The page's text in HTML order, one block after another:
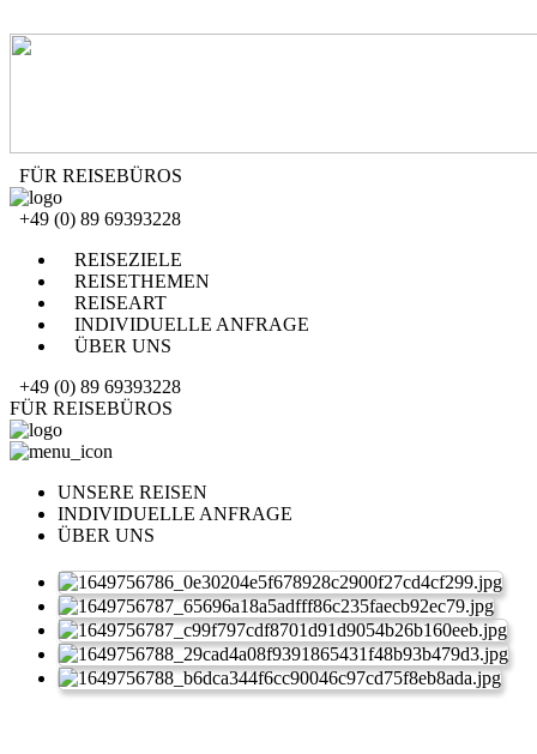
FÜR REISEBÜROS
+49 (0) 89 69393228
REISEZIELE
REISETHEMEN
REISEART
INDIVIDUELLE ANFRAGE
ÜBER UNS
+49 (0) 89 69393228
FÜR REISEBÜROS
UNSERE REISEN
INDIVIDUELLE ANFRAGE
ÜBER UNS